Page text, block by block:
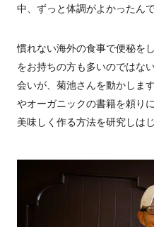
中、ずっと体調がよかったんで
慣れない海外の食事で便秘を
をお持ちの方も多いのではな
会いが、菊池さんを動かしま
やオーガニックの書籍を頼り
美味しく作る方法を研究しは